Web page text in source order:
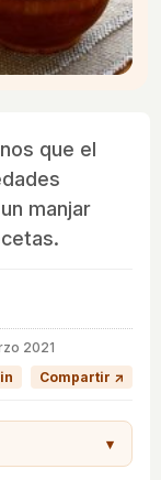
que el
manjar
2021
Compartir ↗
▾